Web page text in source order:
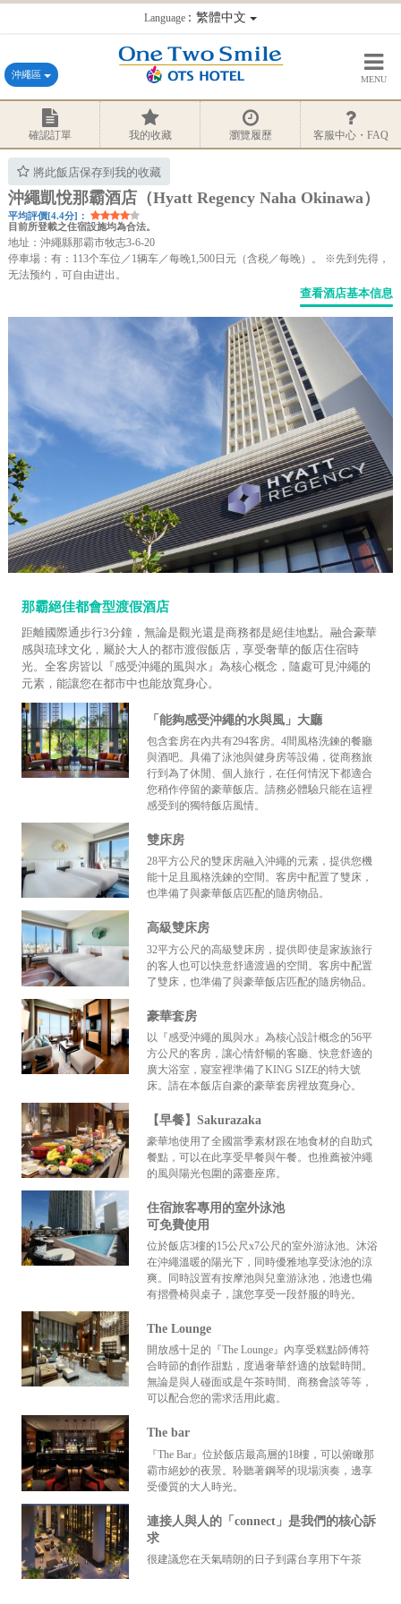
Language：繁體中文
沖繩區 MENU
確認訂單 我的收藏 瀏覽履歷 客服中心・FAQ
將此飯店保存到我的收藏
沖繩凱悅那霸酒店（Hyatt Regency Naha Okinawa）
平均評價[4.4分]：
目前所登載之住宿設施均為合法。
地址：沖繩縣那霸市牧志3-6-20
停車場：有：113个车位／1辆车／每晚1,500日元（含税／每晚）。 ※先到先得，
无法预约，可自由进出。
查看酒店基本信息
那霸絕佳都會型渡假酒店
距離國際通步行3分鐘，無論是觀光還是商務都是絕佳地點。融合豪華
感與琉球文化，屬於大人的都市渡假飯店，享受奢華的飯店住宿時
光。全客房皆以『感受沖繩的風與水』為核心概念，隨處可見沖繩的
元素，能讓您在都市中也能放寬身心。
「能夠感受沖繩的水與風」大廳
包含套房在內共有294客房。4間風格洗鍊的餐廳
與酒吧。具備了泳池與健身房等設備，從商務旅
行到為了休閒、個人旅行，在任何情況下都適合
您稍作停留的豪華飯店。請務必體驗只能在這裡
感受到的獨特飯店風情。
雙床房
28平方公尺的雙床房融入沖繩的元素，提供您機
能十足且風格洗鍊的空間。客房中配置了雙床，
也準備了與豪華飯店匹配的隨房物品。
高級雙床房
32平方公尺的高級雙床房，提供即使是家族旅行
的客人也可以快意舒適渡過的空間。客房中配置
了雙床，也準備了與豪華飯店匹配的隨房物品。
豪華套房
以『感受沖繩的風與水』為核心設計概念的56平
方公尺的客房，讓心情舒暢的客廳、快意舒適的
廣大浴室，寢室裡準備了KING SIZE的特大號
床。請在本飯店自豪的豪華套房裡放寬身心。
【早餐】Sakurazaka
豪華地使用了全國當季素材跟在地食材的自助式
餐點，可以在此享受早餐與午餐。也推薦被沖繩
的風與陽光包圍的露臺座席。
住宿旅客專用的室外泳池
可免費使用
位於飯店3樓的15公尺x7公尺的室外游泳池。沐浴
在沖繩溫暖的陽光下，同時優雅地享受泳池的涼
爽。同時設置有按摩池與兒童游泳池，池邊也備
有摺疊椅與桌子，讓您享受一段舒服的時光。
The Lounge
開放感十足的『The Lounge』內享受糕點師傅符
合時節的創作甜點，度過奢華舒適的放鬆時間。
無論是與人碰面或是午茶時間、商務會談等等，
可以配合您的需求活用此處。
The bar
『The Bar』位於飯店最高層的18樓，可以俯瞰那
霸市絕妙的夜景。聆聽著鋼琴的現場演奏，邊享
受優質的大人時光。
連接人與人的「connect」是我們的核心訴
求
很建議您在天氣晴朗的日子到露台享用下午茶